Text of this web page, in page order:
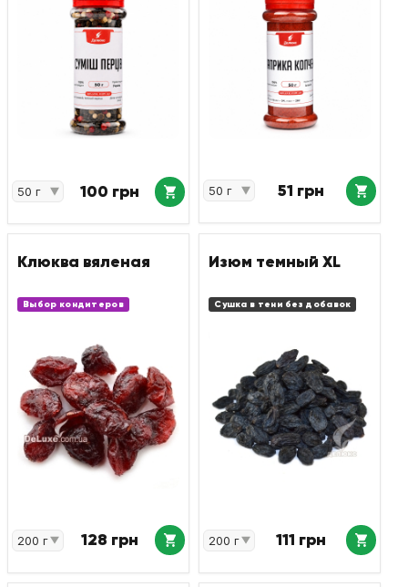
100 грн 51 грн
Клюква вяленая
Выбор кондитеров
128 грн
Изюм темный XL
Сушка в тени без добавок
111 грн